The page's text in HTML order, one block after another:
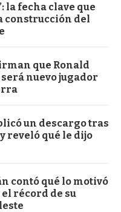
la fecha clave que
construcción del
que Ronald
nuevo jugador
un descargo tras
reveló qué le dijo
contó qué lo motivó
récord de su